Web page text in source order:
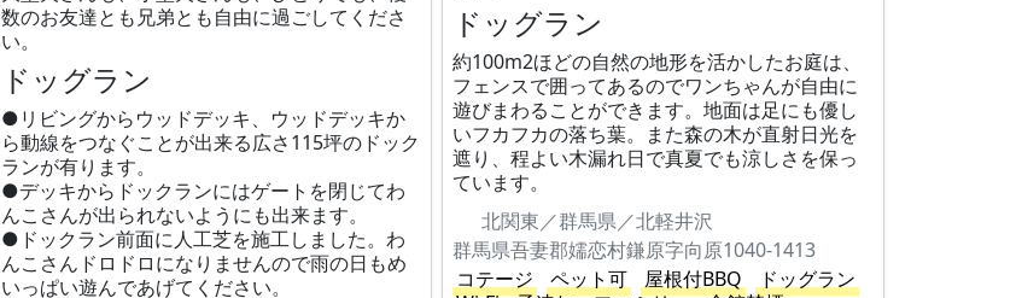
数のお友達とも兄弟とも自由に過ごしてくださ
い。
ドッグラン
●リビングからウッドデッキ、ウッドデッキか
ら動線をつなぐことが出来る広さ115坪のドック
ランが有ります。
●デッキからドックランにはゲートを閉じてわ
んこさんが出られないようにも出来ます。
●ドックラン前面に人工芝を施工しました。わ
んこさんドロドロになりませんので雨の日もめ
いっぱい遊んであげてください。
ドッグラン
約100m2ほどの自然の地形を活かしたお庭は、
フェンスで囲ってあるのでワンちゃんが自由に
遊びまわることができます。地面は足にも優し
いフカフカの落ち葉。また森の木が直射日光を
遮り、程よい木漏れ日で真夏でも涼しさを保っ
ています。
北関東／群馬県／北軽井沢
群馬県吾妻郡嬬恋村鎌原字向原1040-1413
コテージ
ペット可 屋根付BBQ
ドッグラン